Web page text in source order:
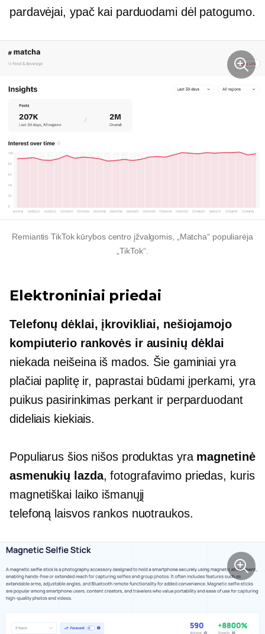
pardavėjai, ypač kai parduodami dėl patogumo.
Remiantis TikTok kūrybos centro įžvalgomis, „Matcha“ populiarėja
„TikTok“.
Elektroniniai priedai
Telefonų dėklai, įkrovikliai, nešiojamojo
kompiuterio rankovės ir ausinių dėklai
niekada neišeina iš mados. Šie gaminiai yra
plačiai paplitę ir, paprastai būdami įperkami, yra
puikus pasirinkimas perkant ir perparduodant
dideliais kiekiais.
Populiarus šios nišos produktas yra magnetinė
asmenukių lazda, fotografavimo priedas, kuris
magnetiškai laiko išmanųjį
telefoną laisvos rankosnuotraukos.